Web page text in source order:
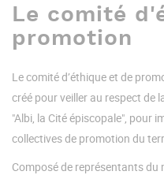
Le comité
promotion
Le comité d’éthique et de
créé pour veiller au respect de
"Albi, la Cité épiscopale", pour
collectives de promotion du
Composé de représentants